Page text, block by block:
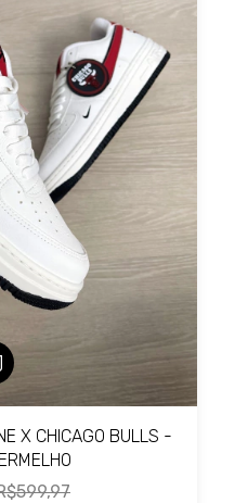
X CHICAGO BULLS -